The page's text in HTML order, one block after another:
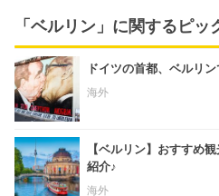
「ベルリン」に関するピッ
ドイツの首都、ベルリ
海外
【ベルリン】おすすめ
紹介♪
海外